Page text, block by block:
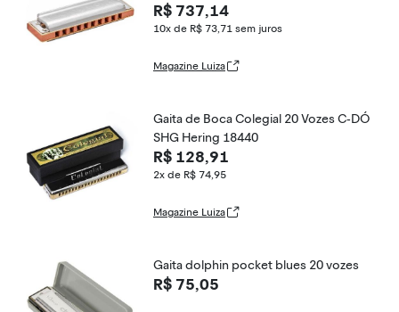
R$ 737,14
10x de R$ 73,71 sem juros
Magazine Luiza
Gaita de Boca Colegial 20 Vozes C-DÓ
SHG Hering 18440
R$ 128,91
2x de R$ 74,95
Magazine Luiza
Gaita dolphin pocket blues 20 vozes
R$ 75,05